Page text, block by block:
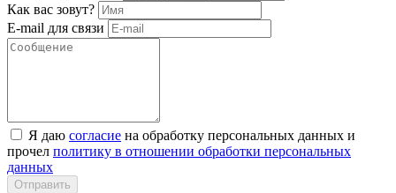
Как вас зовут?
E-mail для связи
Я даю согласие на обработку персональных данных и
прочел политику в отношении обработки персональных
данных
Отправить